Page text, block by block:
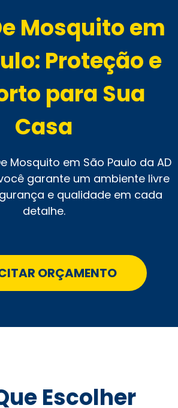
Mosquito em
Proteção e
para Sua
Casa
Mosquito em São Paulo da AD
garante um ambiente livre
e qualidade em cada
detalhe.
ORÇAMENTO
Escolher